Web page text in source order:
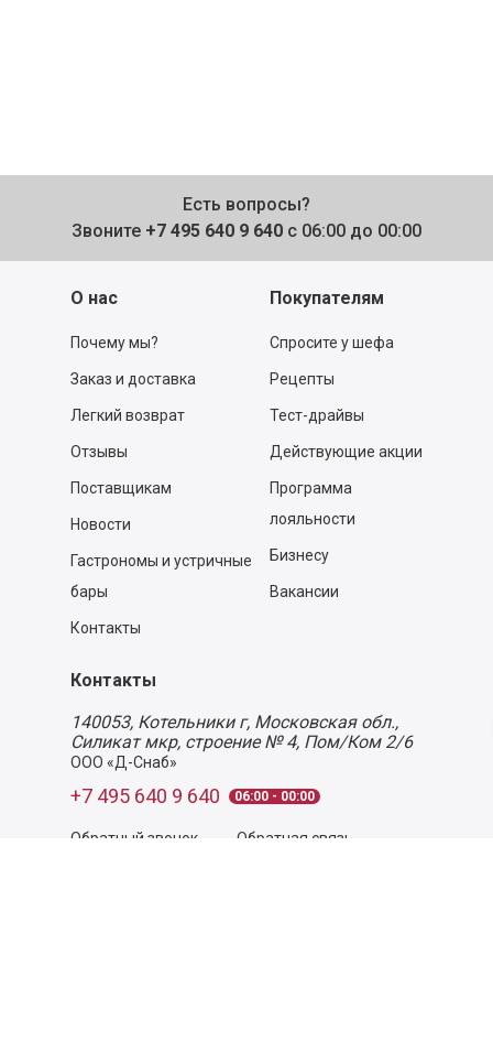
Есть вопросы?
Звоните +7 495 640 9 640 с 06:00 до 00:00
О нас
Почему мы?
Заказ и доставка
Легкий возврат
Отзывы
Поставщикам
Новости
Гастрономы и устричные
бары
Контакты
Покупателям
Спросите у шефа
Рецепты
Тест-драйвы
Действующие акции
Программа
лояльности
Бизнесу
Вакансии
Контакты
140053, Котельники г, Московская обл.,
Силикат мкр, строение № 4, Пом/Ком 2/6
ООО «Д-Снаб»
+7 495 640 9 640 06:00 - 00:00
Обратный звонок Обратная связь